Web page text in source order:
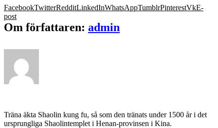
FacebookTwitterRedditLinkedInWhatsAppTumblrPinterestVkE-
post
Om författaren: admin
Träna äkta Shaolin kung fu, så som den tränats under 1500 år i det
ursprungliga Shaolintemplet i Henan-provinsen i Kina.